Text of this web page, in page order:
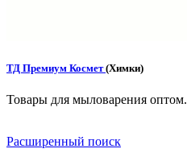
ТД Премиум Космет(Химки)
Товары для мыловарения оптом.
Расширенный поиск